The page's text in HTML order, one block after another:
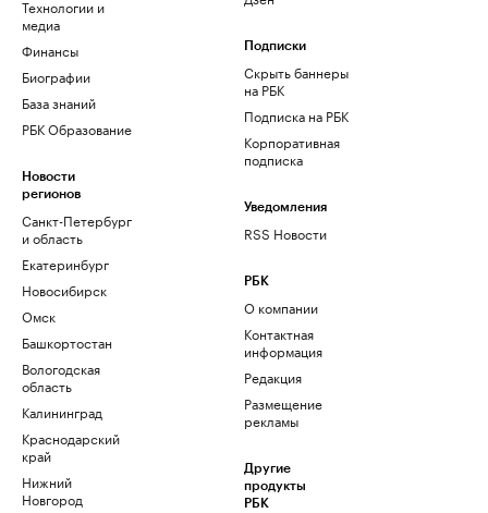
Технологии и
медиа
Финансы
Биографии
База знаний
РБК Образование
Новости
регионов
Санкт-Петербург
и область
Екатеринбург
Новосибирск
Омск
Башкортостан
Вологодская
область
Калининград
Краснодарский
край
Нижний
Новгород
Подписки
Скрыть баннеры
на РБК
Подписка на РБК
Корпоративная
подписка
Уведомления
RSS Новости
РБК
О компании
Контактная
информация
Редакция
Размещение
рекламы
Другие
продукты
РБК